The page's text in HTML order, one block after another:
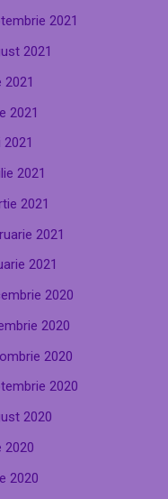
2021
2021
2021
2021
2021
2021
2021
2021
2020
2020
2020
2020
2020
2020
2020